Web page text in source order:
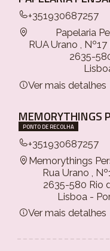
+351930687257
Papelaria
RUA Urano ,
2635-
Ver mais detalhes
MEMORYTHINGS
PONTO DE RECOLHA
+351930687257
Memorythings
Rua Urano ,
2635-580 Rio
Lisboa -
Ver mais detalhes